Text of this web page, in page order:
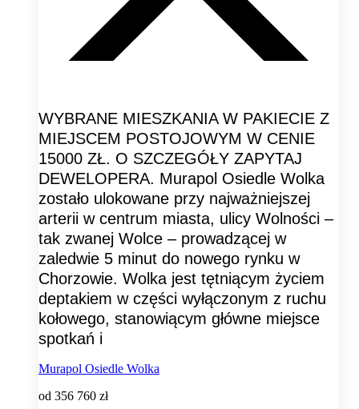
WYBRANE MIESZKANIA W PAKIECIE Z
MIEJSCEM POSTOJOWYM W CENIE
15000 ZŁ. O SZCZEGÓŁY ZAPYTAJ
DEWELOPERA. Murapol Osiedle Wolka
zostało ulokowane przy najważniejszej
arterii w centrum miasta, ulicy Wolności –
tak zwanej Wolce – prowadzącej w
zaledwie 5 minut do nowego rynku w
Chorzowie. Wolka jest tętniącym życiem
deptakiem w części wyłączonym z ruchu
kołowego, stanowiącym główne miejsce
spotkań i
Murapol Osiedle Wolka
od 356 760 zł